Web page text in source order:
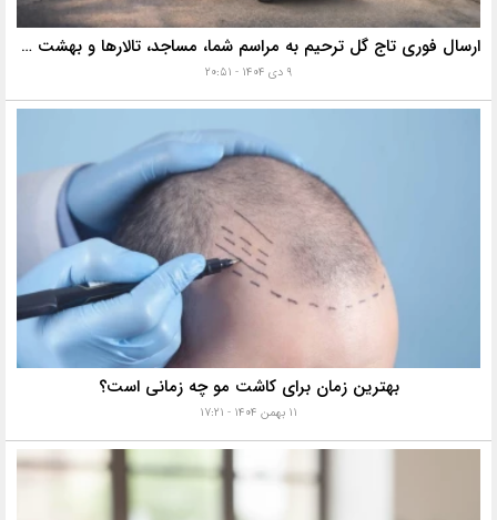
ارسال فوری تاج گل ترحیم به مراسم شما، مساجد، تالارها و بهشت زهرا با خدمات ویژه
۹ دی ۱۴۰۴ - ۲۰:۵۱
بهترین زمان برای کاشت مو چه زمانی است؟
۱۱ بهمن ۱۴۰۴ - ۱۷:۲۱